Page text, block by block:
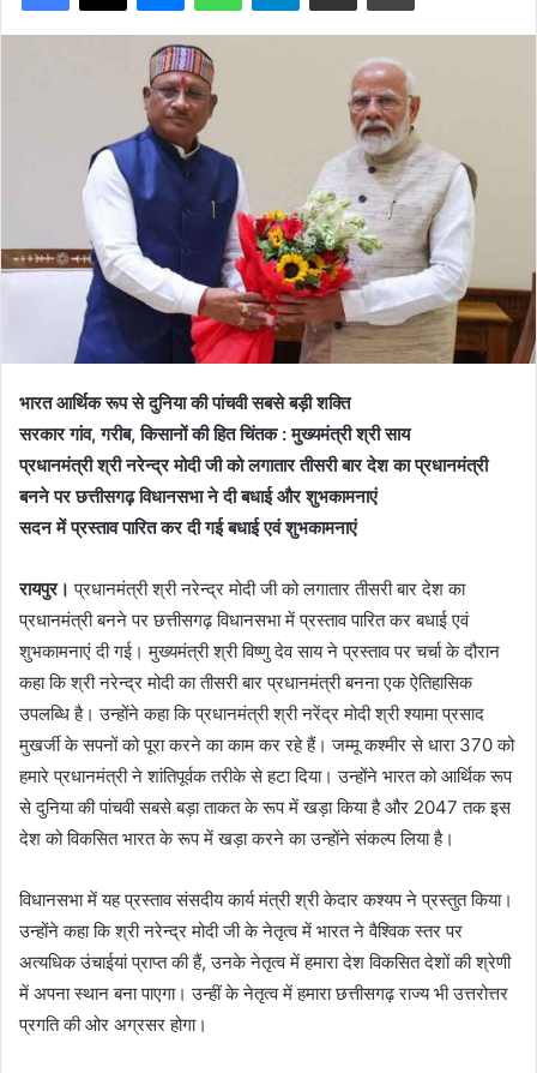
भारत आर्थिक रूप से दुनिया की पांचवी सबसे बड़ी शक्ति
सरकार गांव, गरीब, किसानों की हित चिंतक : मुख्यमंत्री श्री साय
प्रधानमंत्री श्री नरेन्द्र मोदी जी को लगातार तीसरी बार देश का प्रधानमंत्री
बनने पर छत्तीसगढ़ विधानसभा ने दी बधाई और शुभकामनाएं
सदन में प्रस्ताव पारित कर दी गई बधाई एवं शुभकामनाएं
रायपुर। प्रधानमंत्री श्री नरेन्द्र मोदी जी को लगातार तीसरी बार देश का
प्रधानमंत्री बनने पर छत्तीसगढ़ विधानसभा में प्रस्ताव पारित कर बधाई एवं
शुभकामनाएं दी गई। मुख्यमंत्री श्री विष्णु देव साय ने प्रस्ताव पर चर्चा के दौरान
कहा कि श्री नरेन्द्र मोदी का तीसरी बार प्रधानमंत्री बनना एक ऐतिहासिक
उपलब्धि है। उन्होंने कहा कि प्रधानमंत्री श्री नरेंद्र मोदी श्री श्यामा प्रसाद
मुखर्जी के सपनों को पूरा करने का काम कर रहे हैं। जम्मू कश्मीर से धारा 370 को
हमारे प्रधानमंत्री ने शांतिपूर्वक तरीके से हटा दिया। उन्होंने भारत को आर्थिक रूप
से दुनिया की पांचवी सबसे बड़ा ताकत के रूप में खड़ा किया है और 2047 तक इस
देश को विकसित भारत के रूप में खड़ा करने का उन्होंने संकल्प लिया है।
विधानसभा में यह प्रस्ताव संसदीय कार्य मंत्री श्री केदार कश्यप ने प्रस्तुत किया।
उन्होंने कहा कि श्री नरेन्द्र मोदी जी के नेतृत्व में भारत ने वैश्विक स्तर पर
अत्यधिक उंचाईयां प्राप्त की हैं, उनके नेतृत्व में हमारा देश विकसित देशों की श्रेणी
में अपना स्थान बना पाएगा। उन्हीं के नेतृत्व में हमारा छत्तीसगढ़ राज्य भी उत्तरोत्तर
प्रगति की ओर अग्रसर होगा।